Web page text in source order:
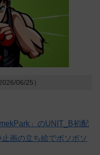
06/25）
」のUNIT_B初配
画の立ち絵でボソボソ